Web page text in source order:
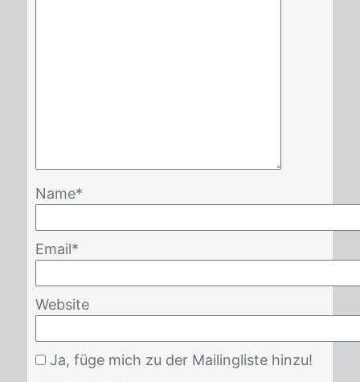
Name*
Email*
Website
Ja, füge mich zu der Mailingliste hinzu!